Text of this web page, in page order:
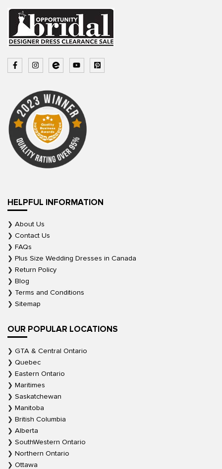
HELPFUL INFORMATION
About Us
Contact Us
FAQs
Plus Size Wedding Dresses in Canada
Return Policy
Blog
Terms and Conditions
Sitemap
OUR POPULAR LOCATIONS
GTA & Central Ontario
Quebec
Eastern Ontario
Maritimes
Saskatchewan
Manitoba
British Columbia
Alberta
SouthWestern Ontario
Northern Ontario
Ottawa